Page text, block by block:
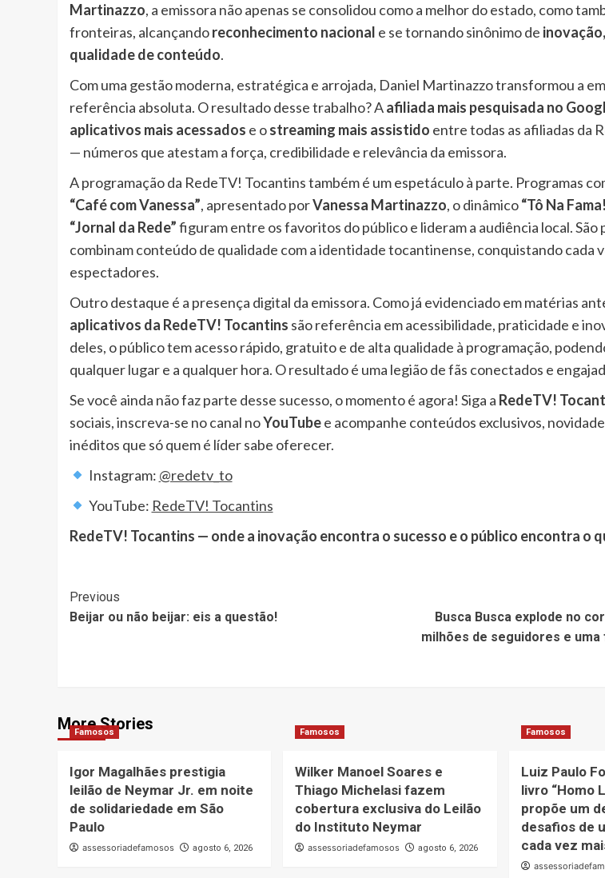
Martinazzo, a emissora não apenas se consolidou como a melhor do estado, como
fronteiras, alcançandoreconhecimento nacional e se tornando sinônimo de
qualidade de conteúdo.
Com uma gestão moderna, estratégica e arrojada, Daniel Martinazzo transformou a
referência absoluta. O resultado desse trabalho? Aafiliada mais pesquisada no
aplicativos mais acessados e ostreaming mais assistido entre todas as afiliadas da
— números que atestam a força, credibilidade e relevância da emissora.
A programação da RedeTV! Tocantins também é um espetáculo à parte. Programas
“Café com Vanessa”, apresentado porVanessa Martinazzo, o dinâmico“Tô Na
“Jornal da Rede”figuram entre os favoritos do público e lideram a audiência local. São
combinam conteúdo de qualidade com a identidade tocantinense, conquistando cada
espectadores.
Outro destaque é a presença digital da emissora. Como já evidenciado em matérias
aplicativos da RedeTV! Tocantins são referência em acessibilidade, praticidade e
deles, o público tem acesso rápido, gratuito e de alta qualidade à programação,
qualquer lugar e a qualquer hora. O resultado é uma legião de fãs conectados e
Se você ainda não faz parte desse sucesso, o momento é agora! Siga a RedeTV!
sociais, inscreva-se no canal noYouTubee acompanhe conteúdos exclusivos,
inéditos que só quem é líder sabe oferecer.
Instagram: @redetv_to
YouTube: RedeTV! Tocantins
RedeTV! Tocantins — onde a inovação encontra o sucesso e o público encontra o
Post
Navigation
Previous
Beijar ou não beijar: eis a questão!
Busca Busca explode no
milhões de seguidores e
More Stories
Famosos
Igor Magalhães prestigia
leilão de Neymar Jr. em noite
de solidariedade em São
Paulo
assessoriadefamosos agosto 6, 2026
Famosos
Wilker Manoel Soares e
Thiago Michelasi fazem
cobertura exclusiva do Leilão
do Instituto Neymar
assessoriadefamosos agosto 6, 2026
Famosos
Luiz Paulo
livro “Homo
propõe um
desafios de
cada vez